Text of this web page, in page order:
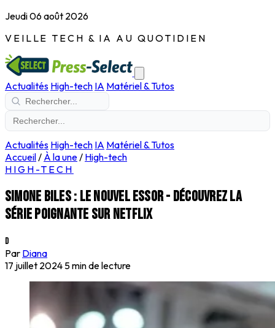
Jeudi 06 août 2026
VEILLE TECH & IA AU QUOTIDIEN
Actualités High-tech IA Matériel & Tutos
Actualités High-tech IA Matériel & Tutos
Accueil/ À la une/ High-tech
HIGH-TECH
Simone Biles : le nouvel essor - découvrez la
série poignante sur Netflix
D
Par Diana
17 juillet 2024 5 min de lecture